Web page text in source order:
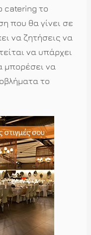
catering το
που θα γίνει σε
να ζητήσεις να
να υπάρχει
μπορέσει να
το